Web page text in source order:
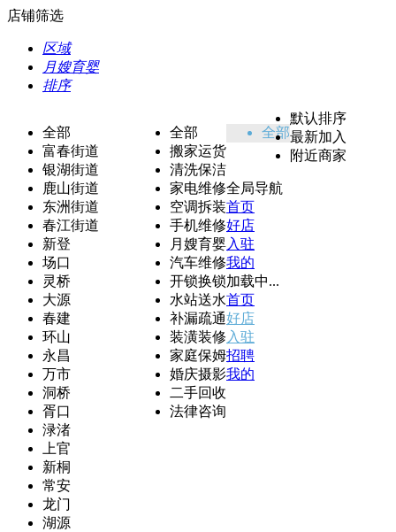
店铺筛选
区域
月嫂育婴
排序
全部
富春街道
银湖街道
鹿山街道
东洲街道
春江街道
新登
场口
灵桥
大源
春建
环山
永昌
万市
洞桥
胥口
渌渚
上官
新桐
常安
龙门
湖源
全部
搬家运货
清洗保洁
家电维修
空调拆装
手机维修
月嫂育婴
汽车维修
开锁换锁
水站送水
补漏疏通
装潢装修
家庭保姆
婚庆摄影
二手回收
法律咨询
全部
默认排序
最新加入
附近商家
全局导航
首页
好店
入驻
我的
加载中...
首页
好店
入驻
招聘
我的